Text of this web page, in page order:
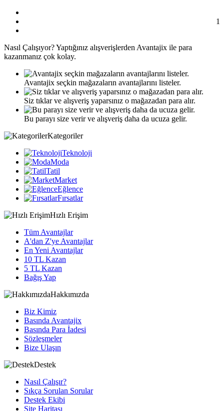
1
Nasıl Çalışıyor?Yaptığınız alışverişlerden Avantajix ile para
kazanmanız çok kolay.
Avantajix seçkin mağazaların avantajlarını listeler.
Siz tıklar ve alışveriş yaparsınız o mağazadan para alır.
Bu parayı size verir ve alışveriş daha da ucuza gelir.
Kategoriler
Teknoloji
Moda
Tatil
Market
Eğlence
Fırsatlar
Hızlı Erişim
Tüm Avantajlar
A'dan Z'ye Avantajlar
En Yeni Avantajlar
10 TL Kazan
5 TL Kazan
Bağış Yap
Hakkımızda
Biz Kimiz
Basında Avantajix
Basında Para İadesi
Sözleşmeler
Bize Ulaşın
Destek
Nasıl Çalışır?
Sıkça Sorulan Sorular
Destek Ekibi
Site Haritası